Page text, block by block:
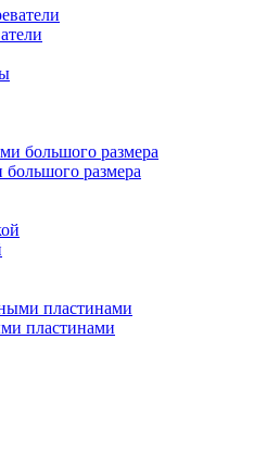
большого размера
пластинами